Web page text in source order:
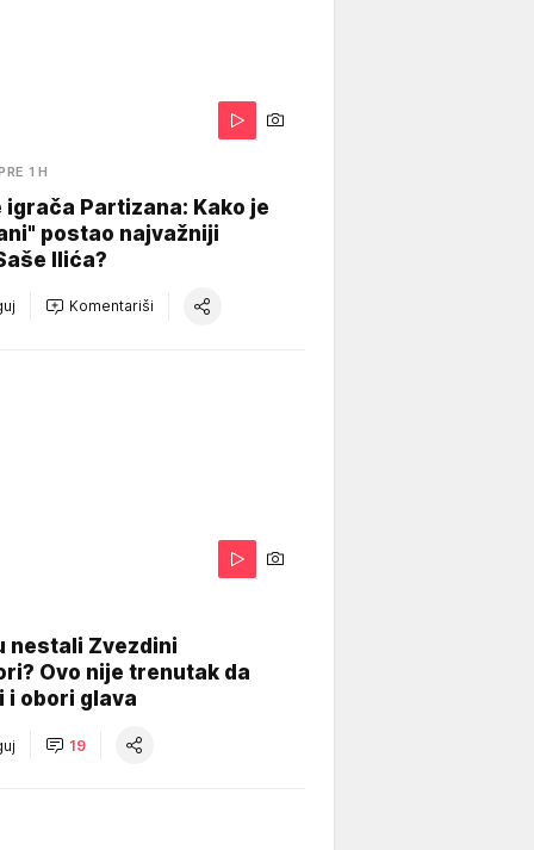
1 H
igrača Partizana: Kako je
postao najvažniji
Ilića?
Komentariši
nestali Zvezdini
Ovo nije trenutak da
i obori glava
19